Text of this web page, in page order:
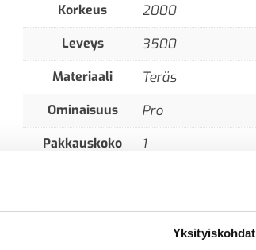
Yksityiskohdat
Korkeus
2000
Leveys 3500
Materiaali Teräs
Ominaisuus Pro
Pakkauskoko 1